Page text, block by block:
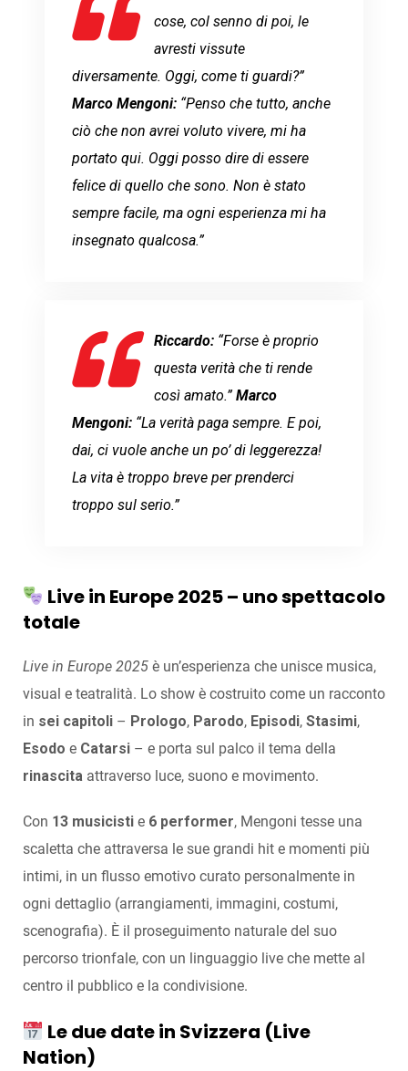
cose, col senno di poi, le
avresti vissute
diversamente. Oggi, come ti guardi?”
Marco Mengoni: “Penso che tutto, anche
ciò che non avrei voluto vivere, mi ha
portato qui. Oggi posso dire di essere
felice di quello che sono. Non è stato
sempre facile, ma ogni esperienza mi ha
insegnato qualcosa.”
Riccardo: “Forse è proprio
questa verità che ti rende
così amato.”Marco
Mengoni: “La verità paga sempre. E poi,
dai, ci vuole anche un po’ di leggerezza!
La vita è troppo breve per prenderci
troppo sul serio.”
Live in Europe 2025 – uno spettacolo
totale
Live in Europe 2025 è un’esperienza che unisce musica,
visual e teatralità. Lo show è costruito come un racconto
in sei capitoli – Prologo, Parodo, Episodi, Stasimi,
Esodo e Catarsi – e porta sul palco il tema della
rinascita attraverso luce, suono e movimento.
Con 13 musicisti e 6 performer, Mengoni tesse una
scaletta che attraversa le sue grandi hit e momenti più
intimi, in un flusso emotivo curato personalmente in
ogni dettaglio (arrangiamenti, immagini, costumi,
scenografia). È il proseguimento naturale del suo
percorso trionfale, con un linguaggio live che mette al
centro il pubblico e la condivisione.
Le due date in Svizzera (Live
Nation)